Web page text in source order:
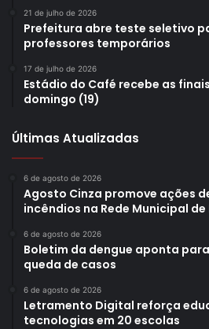
21 de julho de 2026
Prefeitura abre teste seletivo
professores temporários
17 de julho de 2026
Estádio do Café recebe as
domingo (19)
Últimas Atualizadas
6 de agosto de 2026
Agosto Cinza promove ações
incêndios na Rede Municipal de
6 de agosto de 2026
Boletim da dengue aponta
queda de casos
6 de agosto de 2026
Letramento Digital reforça
tecnologias em 20 escolas